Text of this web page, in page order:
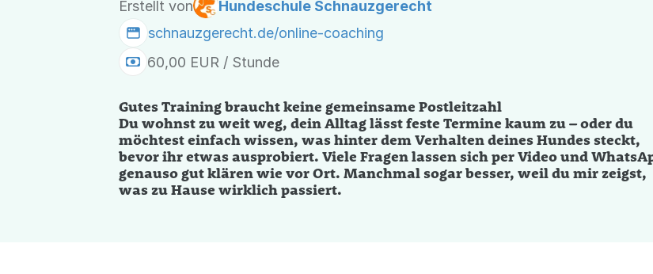
Erstellt von
Hundeschule Schnauzgerecht
schnauzgerecht.de/online-coaching
60,00 EUR / Stunde
Gutes Training braucht keine gemeinsame Postleitzahl
Du wohnst zu weit weg, dein Alltag lässt feste Termine kaum zu – oder du
möchtest einfach wissen, was hinter dem Verhalten deines Hundes steckt,
bevor ihr etwas ausprobiert. Viele Fragen lassen sich per Video und
genauso gut klären wie vor Ort. Manchmal sogar besser, weil du mir zeigst,
was zu Hause wirklich passiert.